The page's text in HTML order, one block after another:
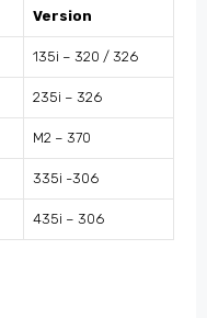
Version
135i – 320 / 326
235i – 326
M2 – 370
335i -306
435i – 306